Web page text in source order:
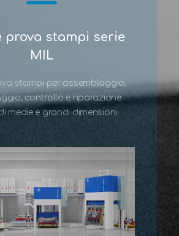
prova stampi serie
MIL
stampi per assemblaggio,
controllo e riparazione
medie e grandi dimensioni